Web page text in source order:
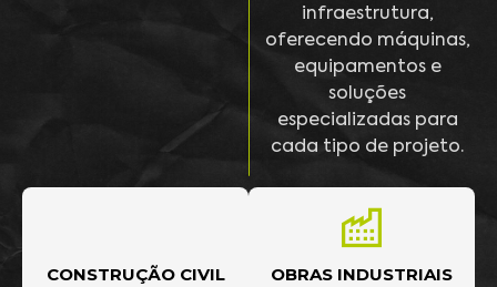
infraestrutura,
oferecendo máquinas,
equipamentos e
soluções
especializadas para
cada tipo de projeto.
CONSTRUÇÃO CIVIL OBRAS INDUSTRIAIS